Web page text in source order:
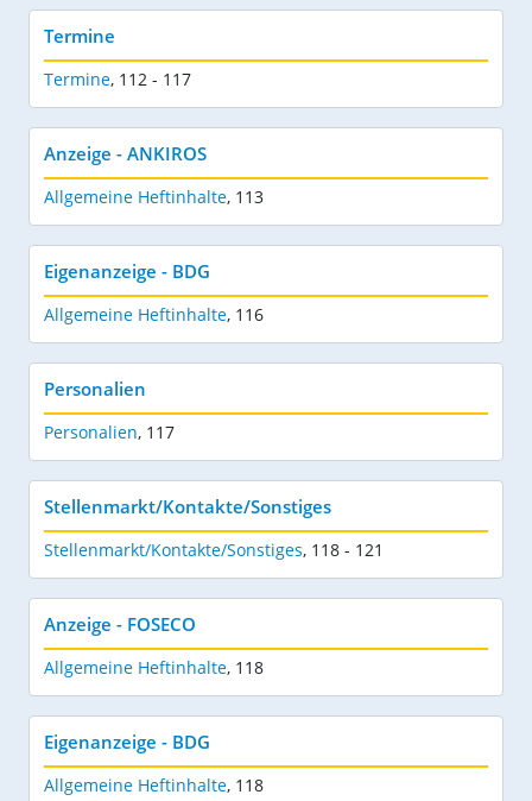
Termine
Termine, 112 - 117
Anzeige - ANKIROS
Allgemeine Heftinhalte, 113
Eigenanzeige - BDG
Allgemeine Heftinhalte, 116
Personalien
Personalien, 117
Stellenmarkt/Kontakte/Sonstiges
Stellenmarkt/Kontakte/Sonstiges, 118 - 121
Anzeige - FOSECO
Allgemeine Heftinhalte, 118
Eigenanzeige - BDG
Allgemeine Heftinhalte, 118